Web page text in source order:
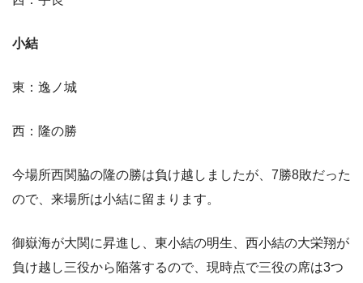
小結
東：逸ノ城
西：隆の勝
今場所西関脇の隆の勝は負け越しましたが、7勝8敗だった
ので、来場所は小結に留まります。
御嶽海が大関に昇進し、東小結の明生、西小結の大栄翔が
負け越し三役から陥落するので、現時点で三役の席は3つ